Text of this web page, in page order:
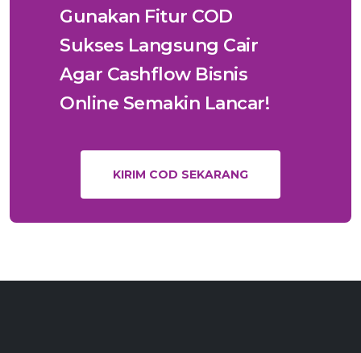
Gunakan Fitur COD
Sukses Langsung Cair
Agar Cashflow Bisnis
Online Semakin Lancar!
KIRIM COD SEKARANG